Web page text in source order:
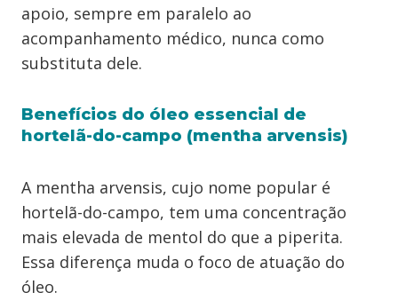
apoio, sempre em paralelo ao
acompanhamento médico, nunca como
substituta dele.
Benefícios do óleo essencial de
hortelã-do-campo (mentha arvensis)
A mentha arvensis, cujo nome popular é
hortelã-do-campo, tem uma concentração
mais elevada de mentol do que a piperita.
Essa diferença muda o foco de atuação do
óleo.